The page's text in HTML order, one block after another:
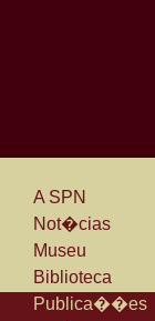
A SPN
Not�cias
Museu
Biblioteca
Publica��es